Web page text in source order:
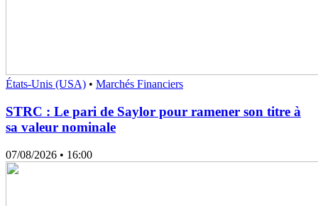
États-Unis (USA) • Marchés Financiers
STRC : Le pari de Saylor pour ramener son titre à
sa valeur nominale
07/08/2026 • 16:00